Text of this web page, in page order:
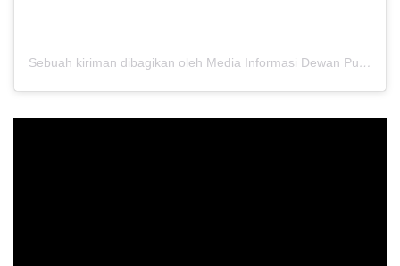
Sebuah kiriman dibagikan oleh Media Informasi Dewan Pusat Persaudaraan Setia Hati Terate (@media.dewanpusat)